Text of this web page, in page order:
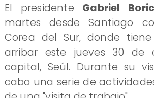
El presidente Gabriel Boric
martes desde Santiago
Corea del Sur, donde
arribar este jueves 30 de
capital, Seúl. Durante su
cabo una serie de